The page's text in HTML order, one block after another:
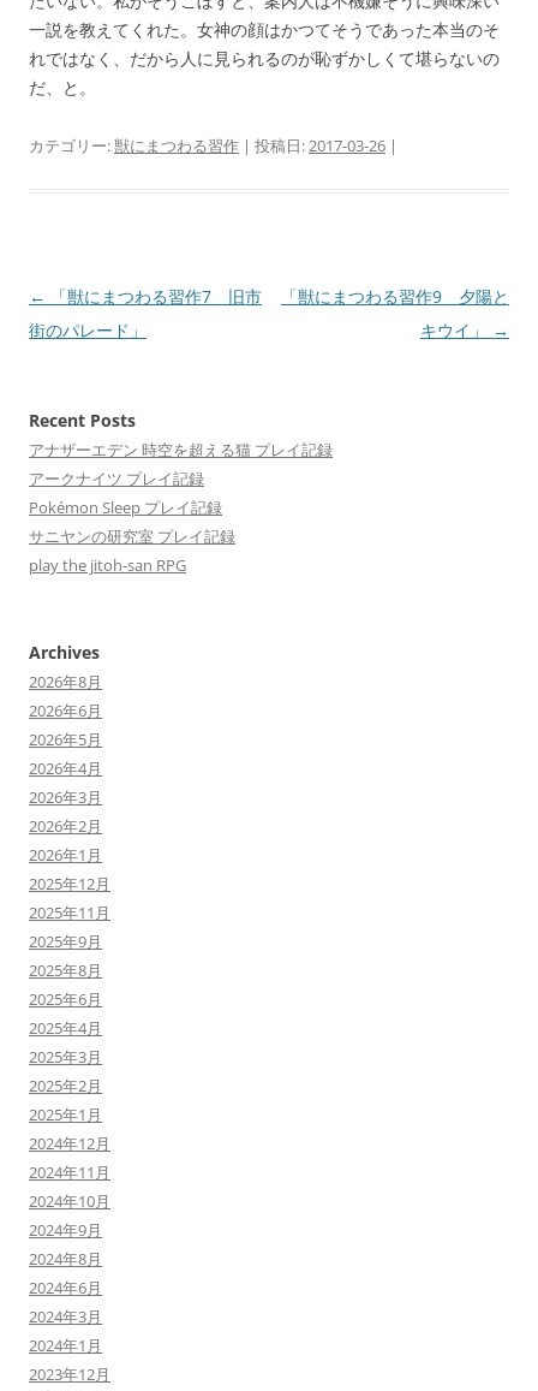
一説を教えてくれた。女神の顔はかつてそうであった本当のそ
れではなく、だから人に見られるのが恥ずかしくて堪らないの
だ、と。
カテゴリー:獣にまつわる習作 | 投稿日:2017-03-26 |
投
稿
ゲ
ー
シ
ョ
ン
←
「獣にまつわる習作7 旧市
街のパレード」
「獣にまつわる習作9 夕陽と
キウイ」
→
Recent Posts
アナザーエデン 時空を超える猫 プレイ記録
アークナイツ プレイ記録
Pokémon Sleep プレイ記録
サニヤンの研究室 プレイ記録
play the jitoh-san RPG
Archives
2026年8月
2026年6月
2026年5月
2026年4月
2026年3月
2026年2月
2026年1月
2025年12月
2025年11月
2025年9月
2025年8月
2025年6月
2025年4月
2025年3月
2025年2月
2025年1月
2024年12月
2024年11月
2024年10月
2024年9月
2024年8月
2024年6月
2024年3月
2024年1月
2023年12月